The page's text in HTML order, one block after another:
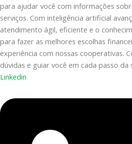
para ajudar você com informações
serviços. Com inteligência artificial
atendimento ágil, eficiente e o
para fazer as melhores escolhas
experiência com nossas cooperativas.
dúvidas e guiar você em cada passo da
Linkedin